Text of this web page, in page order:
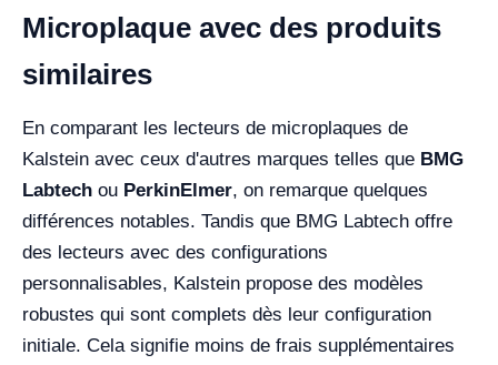
Microplaque avec des produits
similaires
En comparant les lecteurs de microplaques de
Kalstein avec ceux d'autres marques telles que BMG
Labtech ou PerkinElmer, on remarque quelques
différences notables. Tandis que BMG Labtech offre
des lecteurs avec des configurations
personnalisables, Kalstein propose des modèles
robustes qui sont complets dès leur configuration
initiale. Cela signifie moins de frais supplémentaires